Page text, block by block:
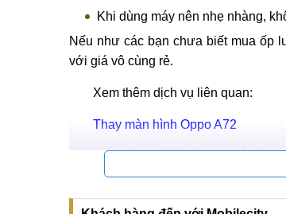
Việc sử dụng các biện pháp bảo
nhưng cũng chỉ có giới hạn nhất
khó tránh khỏi. Vì thế để hạn chế và
dụng các biện pháp sau:
Dùng các tấm ốp lưng giúp bảo
Sử dụng các miếng dán chống
Khi dùng máy nên nhẹ nhàng,
Nếu như các bạn chưa biết mua ốp